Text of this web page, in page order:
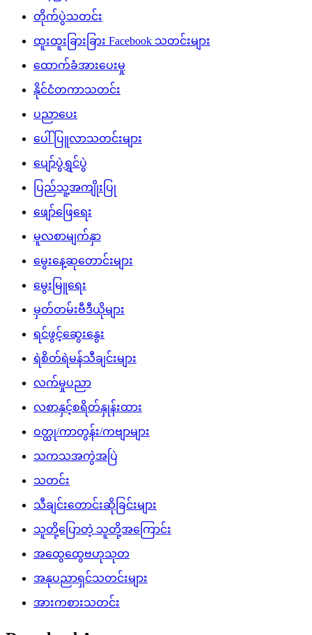
တိုက်ပွဲသတင်း
ထူးထူးခြားခြား Facebook သတင်းများ
ထောက်ခံအားပေးမှု
နိုင်ငံတကာသတင်း
ပညာပေး
ပေါ်ပြူလာသတင်းများ
ပျော်ပွဲရွှင်ပွဲ
ပြည်သူ့အကျိုးပြု
ဖျော်ဖြေရေး
မူလစာမျက်နှာ
မွေးနေ့ဆုတောင်းများ
မွေးမြူရေး
မှတ်တမ်းဗီဒီယိုများ
ရင်ဖွင့်ဆွေးနွေး
ရဲစိတ်ရဲမန်သီချင်းများ
လက်မှုပညာ
လစာနှင့်စရိတ်နှုန်းထား
ဝတ္ထု/ကာတွန်း/ကဗျာများ
သကသအကွဲအပြဲ
သတင်း
သီချင်းတောင်းဆိုခြင်းများ
သူတို့ပြောတဲ့ သူတို့အကြောင်း
အထွေထွေဗဟုသုတ
အနုပညာရှင်သတင်းများ
အားကစားသတင်း